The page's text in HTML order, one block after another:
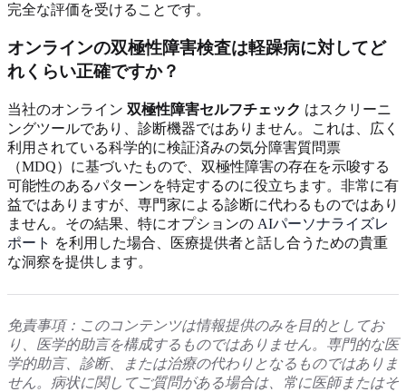
完全な評価を受けることです。
オンラインの双極性障害検査は軽躁病に対してど
れくらい正確ですか？
当社のオンライン 双極性障害セルフチェック はスクリーニ
ングツールであり、診断機器ではありません。これは、広く
利用されている科学的に検証済みの気分障害質問票
（MDQ）に基づいたもので、双極性障害の存在を示唆する
可能性のあるパターンを特定するのに役立ちます。非常に有
益ではありますが、専門家による診断に代わるものではあり
ません。その結果、特にオプションの AIパーソナライズレ
ポート を利用した場合、医療提供者と話し合うための貴重
な洞察を提供します。
免責事項：このコンテンツは情報提供のみを目的としてお
り、医学的助言を構成するものではありません。専門的な医
学的助言、診断、または治療の代わりとなるものではありま
せん。病状に関してご質問がある場合は、常に医師またはそ